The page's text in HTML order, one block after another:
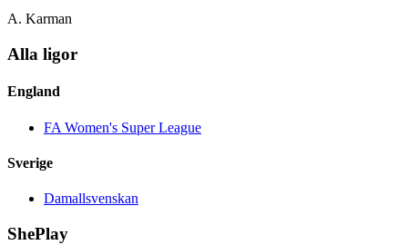
A. Karman
Alla ligor
England
FA Women's Super League
Sverige
Damallsvenskan
ShePlay